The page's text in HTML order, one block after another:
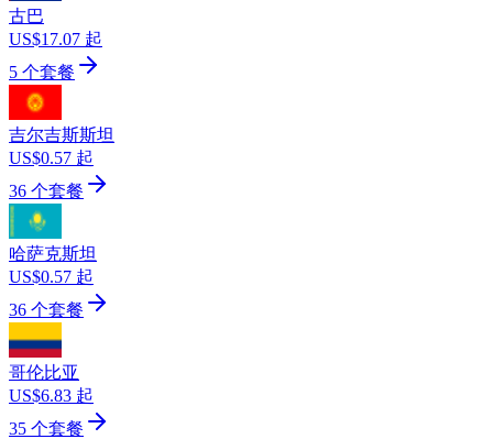
古巴
US$17.07 起
5 个套餐
吉尔吉斯斯坦
US$0.57 起
36 个套餐
哈萨克斯坦
US$0.57 起
36 个套餐
哥伦比亚
US$6.83 起
35 个套餐